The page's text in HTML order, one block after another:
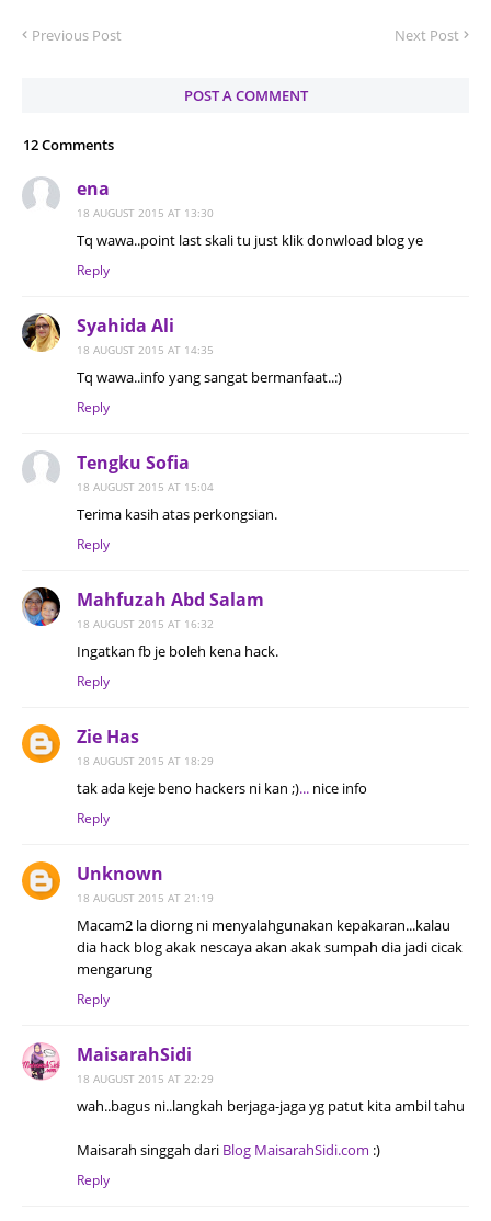
Previous Post Next Post
POST A COMMENT
12 Comments
ena
18 AUGUST 2015 AT 13:30
Tq wawa..point last skali tu just klik donwload blog ye
Reply
Syahida Ali
18 AUGUST 2015 AT 14:35
Tq wawa..info yang sangat bermanfaat..:)
Reply
Tengku Sofia
18 AUGUST 2015 AT 15:04
Terima kasih atas perkongsian.
Reply
Mahfuzah Abd Salam
18 AUGUST 2015 AT 16:32
Ingatkan fb je boleh kena hack.
Reply
Zie Has
18 AUGUST 2015 AT 18:29
tak ada keje beno hackers ni kan ;)... nice info
Reply
Unknown
18 AUGUST 2015 AT 21:19
Macam2 la diorng ni menyalahgunakan kepakaran...kalau
dia hack blog akak nescaya akan akak sumpah dia jadi cicak
mengarung
Reply
MaisarahSidi
18 AUGUST 2015 AT 22:29
wah..bagus ni..langkah berjaga-jaga yg patut kita ambil tahu
Maisarah singgah dari Blog MaisarahSidi.com :)
Reply